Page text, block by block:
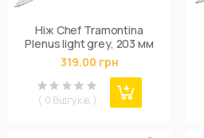
Ніж Chef Tramontina
Plenus light grey, 203 мм
319.00 грн
( 0 Відгуків )